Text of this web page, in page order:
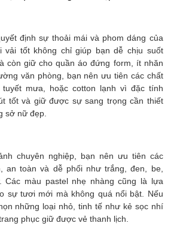
định sự thoải mái và phom dáng của
vải tốt không chỉ giúp bạn dễ chịu suốt
còn giữ cho quần áo đứng form, ít nhăn
văn phòng, bạn nên ưu tiên các chất
mưa, hoặc cotton lạnh vì đặc tính
tốt và giữ được sự sang trọng cần thiết
sở nữ đẹp.
chuyên nghiệp, bạn nên ưu tiên các
an toàn và dễ phối như trắng, đen, be,
Các màu pastel nhẹ nhàng cũng là lựa
sự tươi mới mà không quá nổi bật. Nếu
những loại nhỏ, tinh tế như kẻ sọc nhí
phục giữ được vẻ thanh lịch.